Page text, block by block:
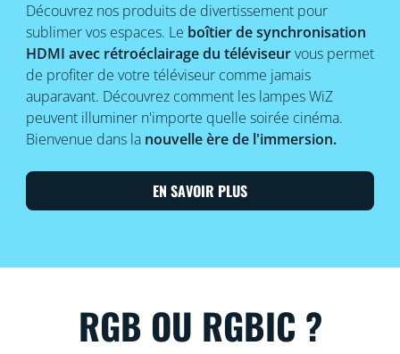
Découvrez nos produits de divertissement pour
sublimer vos espaces. Le boîtier de synchronisation
HDMI avec rétroéclairage du téléviseurvous permet
de profiter de votre téléviseur comme jamais
auparavant. Découvrez comment les lampes WiZ
peuvent illuminer n'importe quelle soirée cinéma.
Bienvenue dans lanouvelle ère de l'immersion.
EN SAVOIR PLUS
RGB OU RGBIC ?